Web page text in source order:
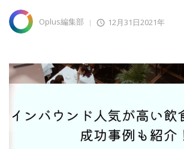
Oplus編集部 12月31日2021年